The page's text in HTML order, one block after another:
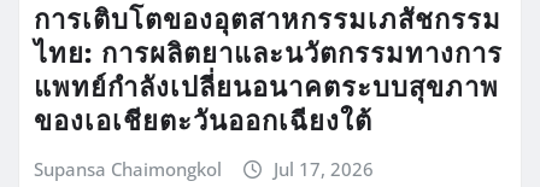
การเติบโตของอุตสาหกรรมเภสัชกรรม
ไทย: การผลิตยาและนวัตกรรมทางการ
แพทย์กำลังเปลี่ยนอนาคตระบบสุขภาพ
ของเอเชียตะวันออกเฉียงใต้
Supansa Chaimongkol Jul 17, 2026